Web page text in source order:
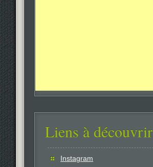
Liens à découvrir
Instagram